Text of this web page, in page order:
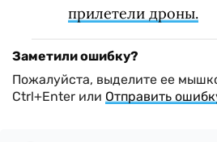
прилетели дроны.
Заметили ошибку?
Пожалуйста, выделите ее
Ctrl+Enter или Отправить